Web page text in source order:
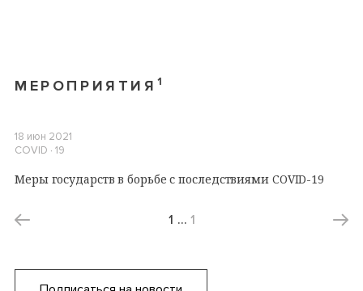
МЕРОПРИЯТИЯ 1
18 июн 2021
COVID ∙ 19
Меры государств в борьбе с последствиями COVID-19
1 … 1